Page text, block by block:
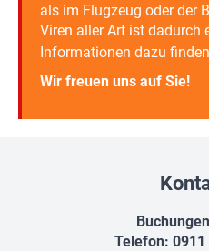
als im Flugzeug oder der
Viren aller Art ist dadurch
Informationen dazu
Wir freuen uns auf Sie!
Telefon: 0911